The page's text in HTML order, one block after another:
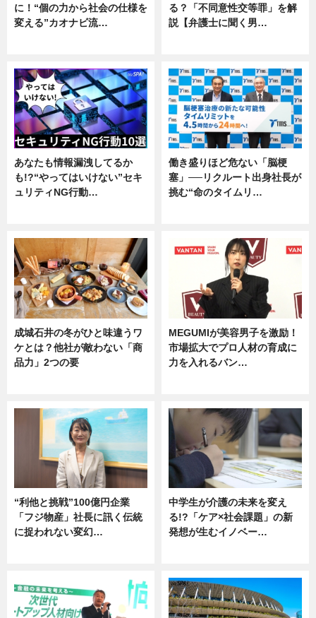
に！“個の力から社会の仕様を
変える”カオナビ流…
る？「不同意性交等罪」を解
説【弁護士に聞く男…
あなたも情報漏洩してるか
も!?“やってはいけない”セキ
ュリティNG行動…
働き盛りほど危ない「脳梗
塞」──リクルート出身社長が
挑む“命のタイムリ…
成城石井の冬がひと味違うワ
ケとは？他社が敵わない「商
品力」2つの要
MEGUMIが美容男子を激励！
市場拡大でプロ人材の育成に
力を入れるバン…
“利他と挑戦”100億円企業
「フジ物産」社長に訊く伝統
に捉われない変幻…
中学生が介護の未来を変え
る!?「ケア×社会課題」の新
発想が生むイノベー…